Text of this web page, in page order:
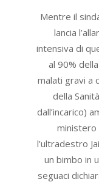
23
Mentre il
lancia
intensiva di
al 90%
malati gravi a
della
dall’incarico)
ministero
l’ultradestro
un bimbo in
seguaci